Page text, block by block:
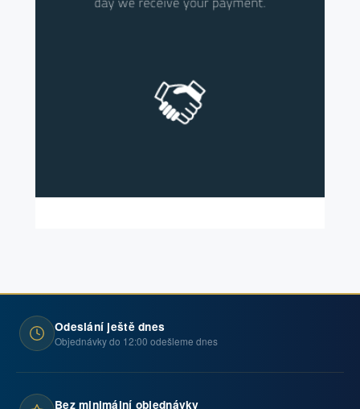
Odeslání ještě dnes
Objednávky do 12:00 odešleme dnes
Bez minimální objednávky